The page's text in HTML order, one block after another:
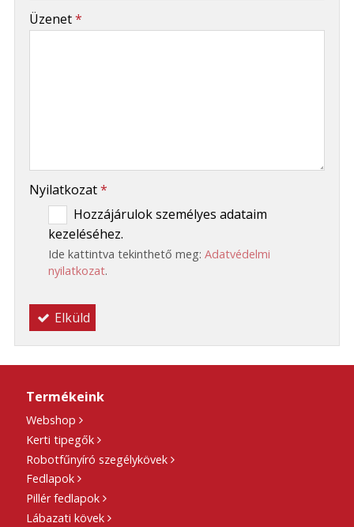
-
Üzenet*
Nyilatkozat*
Hozzájárulok személyes adataim
kezeléséhez.
Ide kattintva tekinthető meg: Adatvédelmi
nyilatkozat.
Elküld
Termékeink
Webshop
Kerti tipegők
Robotfűnyíró szegélykövek
Fedlapok
Pillér fedlapok
Lábazati kövek